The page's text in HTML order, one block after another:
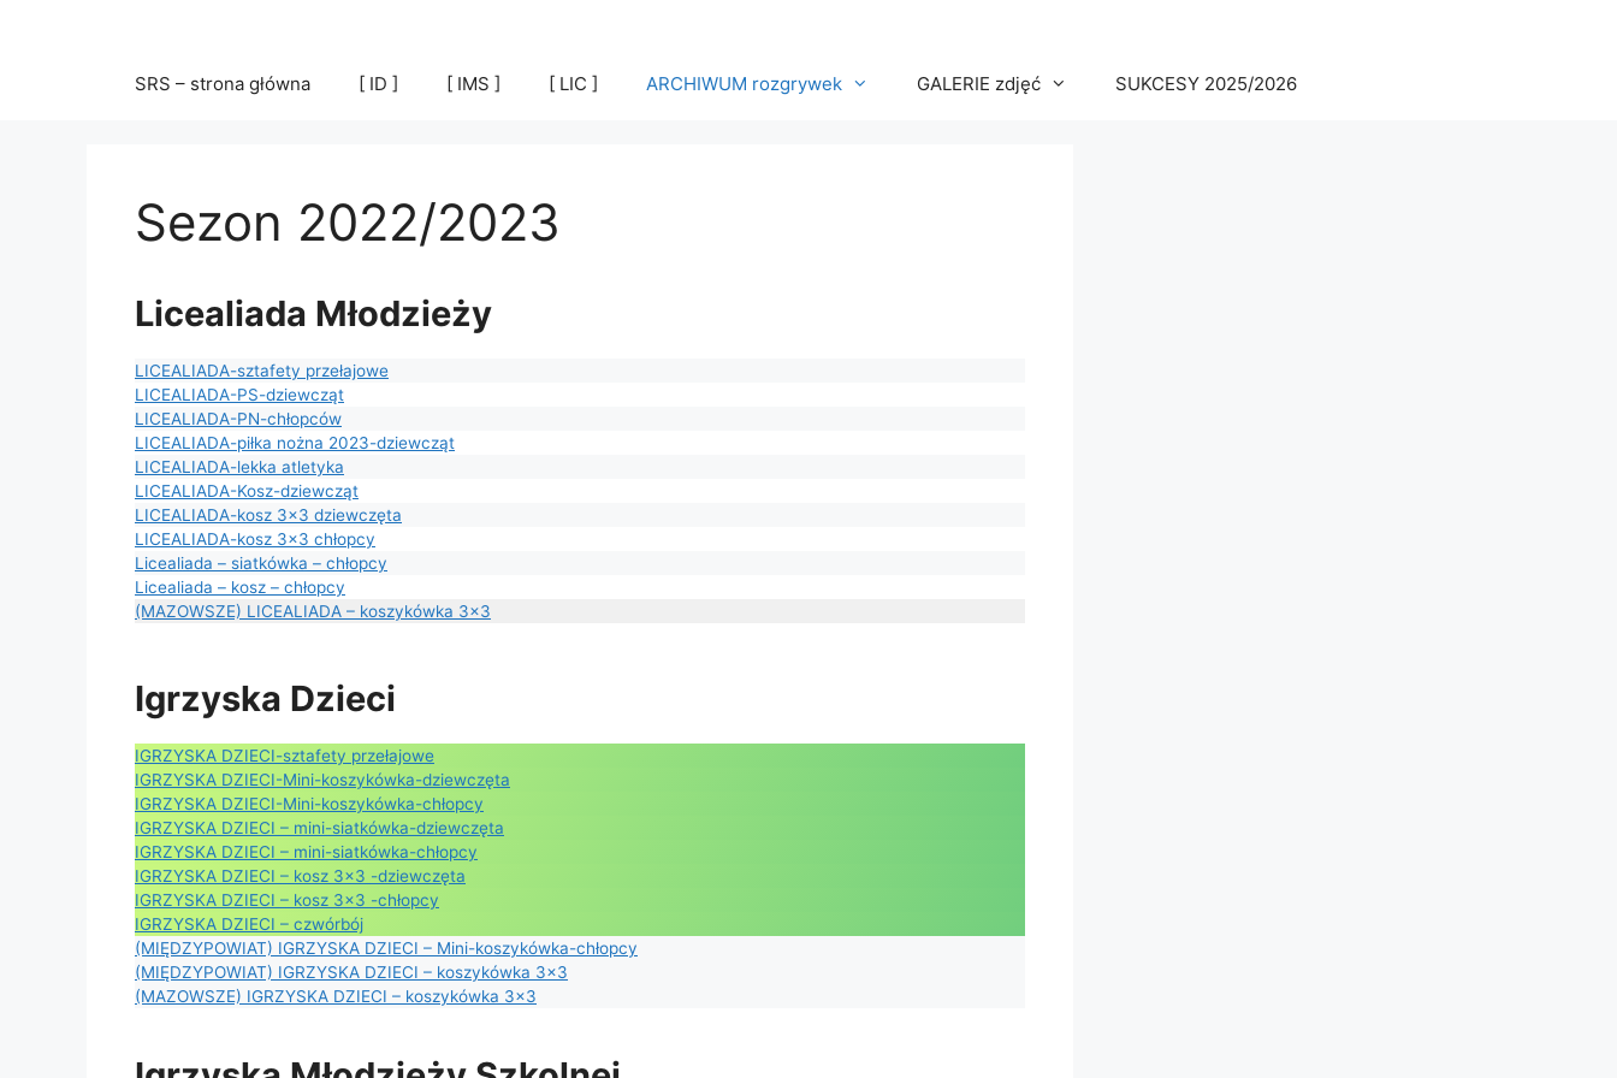
SRS – strona główna [ ID ] [ IMS ] [ LIC ] ARCHIWUM rozgrywek GALERIE zdjęć SUKCESY 2025/2026
Sezon 2022/2023
Licealiada Młodzieży
LICEALIADA-sztafety przełajowe
LICEALIADA-PS-dziewcząt
LICEALIADA-PN-chłopców
LICEALIADA-piłka nożna 2023-dziewcząt
LICEALIADA-lekka atletyka
LICEALIADA-Kosz-dziewcząt
LICEALIADA-kosz 3×3 dziewczęta
LICEALIADA-kosz 3×3 chłopcy
Licealiada – siatkówka – chłopcy
Licealiada – kosz – chłopcy
(MAZOWSZE) LICEALIADA – koszykówka 3×3
Igrzyska Dzieci
IGRZYSKA DZIECI-sztafety przełajowe
IGRZYSKA DZIECI-Mini-koszykówka-dziewczęta
IGRZYSKA DZIECI-Mini-koszykówka-chłopcy
IGRZYSKA DZIECI – mini-siatkówka-dziewczęta
IGRZYSKA DZIECI – mini-siatkówka-chłopcy
IGRZYSKA DZIECI – kosz 3×3 -dziewczęta
IGRZYSKA DZIECI – kosz 3×3 -chłopcy
IGRZYSKA DZIECI – czwórbój
(MIĘDZYPOWIAT) IGRZYSKA DZIECI – Mini-koszykówka-chłopcy
(MIĘDZYPOWIAT) IGRZYSKA DZIECI – koszykówka 3×3
(MAZOWSZE) IGRZYSKA DZIECI – koszykówka 3×3